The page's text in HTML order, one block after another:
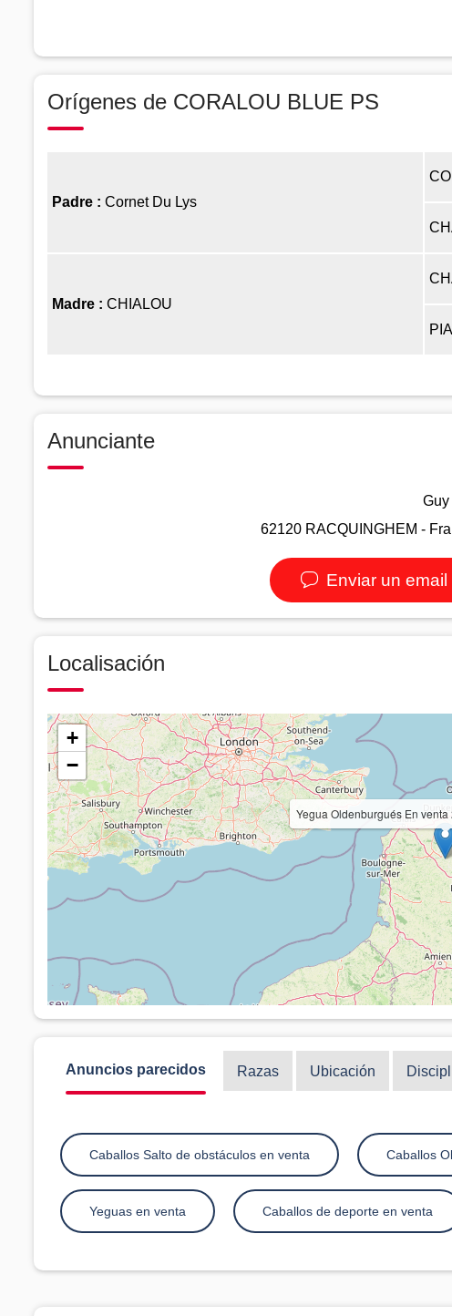
Orígenes de CORALOU BLUE PS
Padre : Cornet Du Lys
Madre : CHIALOU
Anunciante
Guy
62120 RACQUINGHEM -
Enviar un email
Localisación
Yegua Oldenburgués En
+
−
Anuncios parecidos Razas Ubicación
Caballos Salto de obstáculos en venta Caballos
Yeguas en venta Caballos de deporte en venta